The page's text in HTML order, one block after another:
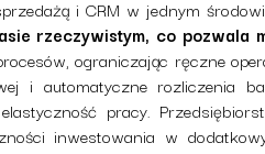
i CRM w jednym
rzeczywistym, co pozwala
ograniczając ręczne
i automatyczne rozliczenia
pracy.
inwestowania w